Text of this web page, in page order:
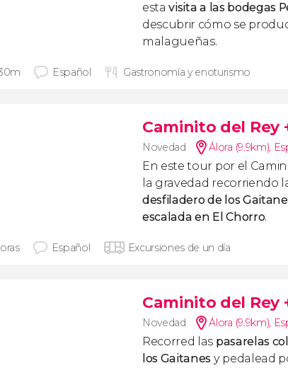
estavisita a las bodegas
descubrir cómo se
malagueñas.
Español Gastronomía y enoturismo
Caminito del Rey
Novedad Álora (9.9km),
En este tour por el
la gravedad recorriendo
desfiladero de los
escalada en El Chorro.
Español Excursiones de un día
Caminito del Rey
Novedad Álora (9.9km),
Recorred las pasarelas
los Gaitanes y pedalead